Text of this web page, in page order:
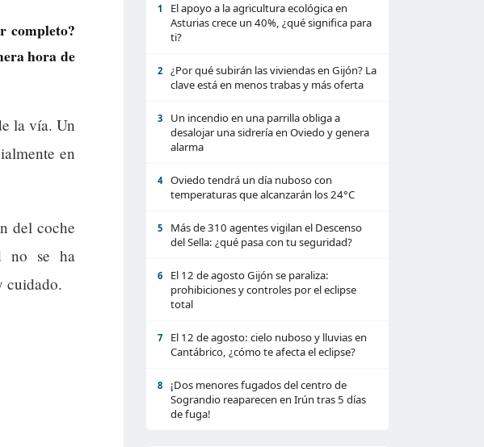
completo?
hora de
la vía. Un
en
del coche
no se ha
cuidado.
1
El apoyo a la agricultura ecológica en
Asturias crece un 40%, ¿qué significa para
ti?
2
¿Por qué subirán las viviendas en Gijón? La
clave está en menos trabas y más oferta
3
Un incendio en una parrilla obliga a
desalojar una sidrería en Oviedo y genera
alarma
4
Oviedo tendrá un día nuboso con
temperaturas que alcanzarán los 24°C
5
Más de 310 agentes vigilan el Descenso
del Sella: ¿qué pasa con tu seguridad?
6
El 12 de agosto Gijón se paraliza:
prohibiciones y controles por el eclipse
total
7
El 12 de agosto: cielo nuboso y lluvias en
Cantábrico, ¿cómo te afecta el eclipse?
8
¡Dos menores fugados del centro de
Sograndio reaparecen en Irún tras 5 días
de fuga!